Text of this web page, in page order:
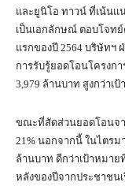
และยูนิโอ ทาวน์ ที่เน้นแ
เป็นเอกลักษณ์ ตอบโจท
แรกของปี 2564 บริษัทฯ
การรับรู้ยอดโอนโครงก
3,979 ล้านบาท สูงกว่าเ
ขณะที่สัดส่วนยอดโอนจา
21% นอกจากนี้ ในไตรม
ล้านบาท ดีกว่าเป้าหมา
หลังของปีจากประชาช